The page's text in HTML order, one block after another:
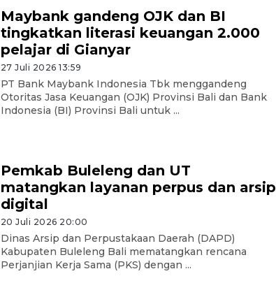
Maybank gandeng OJK dan BI
tingkatkan literasi keuangan 2.000
pelajar di Gianyar
27 Juli 2026 13:59
PT Bank Maybank Indonesia Tbk menggandeng
Otoritas Jasa Keuangan (OJK) Provinsi Bali dan Bank
Indonesia (BI) Provinsi Bali untuk ...
Pemkab Buleleng dan UT
matangkan layanan perpus dan arsip
digital
20 Juli 2026 20:00
Dinas Arsip dan Perpustakaan Daerah (DAPD)
Kabupaten Buleleng Bali mematangkan rencana
Perjanjian Kerja Sama (PKS) dengan ...